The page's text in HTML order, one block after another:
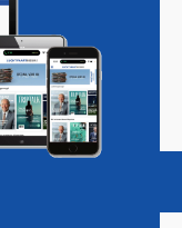
Vacatures